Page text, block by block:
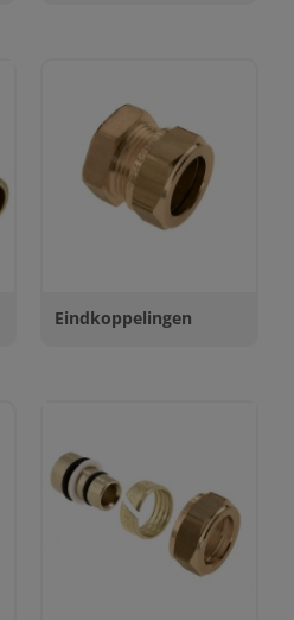
Eindkoppelingen